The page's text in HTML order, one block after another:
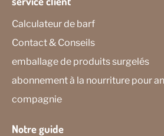
Calculateur de barf
Contact & Conseils
emballage de produits surgelés
abonnement à la nourriture pour
compagnie
Notre guide